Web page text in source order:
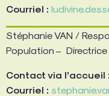
Courriel :
Stéphanie VAN /
Population –
Contact via l’accueil :
Courriel :